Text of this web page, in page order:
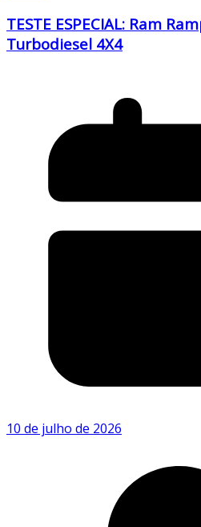
TESTE ESPECIAL: Ram
Turbodiesel 4X4
10 de julho de 2026